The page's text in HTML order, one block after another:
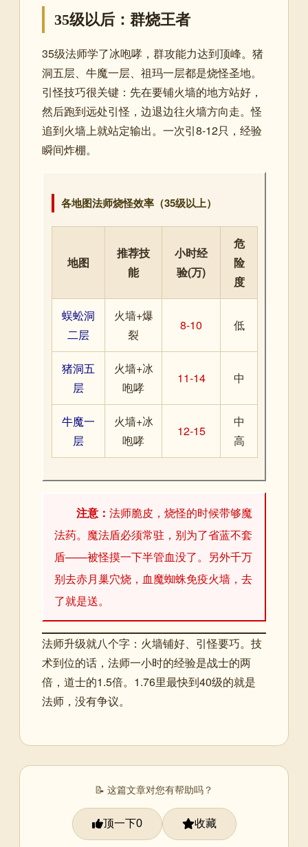
35级以后：群烧王者
35级法师学了冰咆哮，群攻能力达到顶峰。猪
洞五层、牛魔一层、祖玛一层都是烧怪圣地。
引怪技巧很关键：先在要铺火墙的地方站好，
然后跑到远处引怪，边退边往火墙方向走。怪
追到火墙上就站定输出。一次引8-12只，经验
瞬间炸棚。
各地图法师烧怪效率（35级以上）
地图
推荐技
能
小时经
验(万)
危
险
度
蜈蚣洞
二层
火墙+爆
裂
8-10 低
猪洞五
层
火墙+冰
咆哮
11-14 中
牛魔一
层
火墙+冰
咆哮
12-15
中
高
注意： 法师脆皮，烧怪的时候带够魔
法药。魔法盾必须常驻，别为了省蓝不套
盾——被怪摸一下半管血没了。另外千万
别去赤月巢穴烧，血魔蜘蛛免疫火墙，去
了就是送。
法师升级就八个字：火墙铺好、引怪要巧。技
术到位的话，法师一小时的经验是战士的两
倍，道士的1.5倍。1.76里最快到40级的就是
法师，没有争议。
📝 这篇文章对您有帮助吗？
顶一下0 收藏